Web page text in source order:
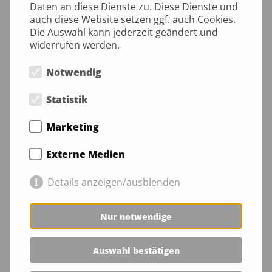
Title
Surname*
Mail*
Message
Daten an diese Dienste zu. Diese Dienste und
auch diese Website setzen ggf. auch Cookies.
Die Auswahl kann jederzeit geändert und
widerrufen werden.
Notwendig
Statistik
Marketing
Externe Medien
Details anzeigen/ausblenden
Nur notwendige
Auswahl bestätigen